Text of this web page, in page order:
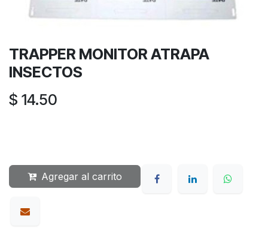
TRAPPER MONITOR ATRAPA
INSECTOS
$ 14.50
Agregar al carrito